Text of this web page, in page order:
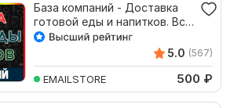
База компаний - Доставка
готовой еды и напитков. Все
регионы России
5.0 (567)
EMAILSTORE 500 ₽